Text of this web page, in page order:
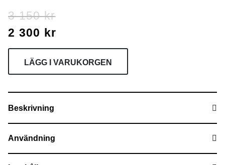
3 150kr
2 300 kr
LÄGG I VARUKORGEN
Beskrivning
Användning